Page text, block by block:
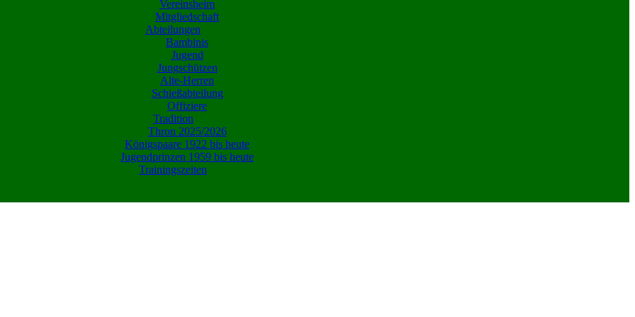
Vereinsheim
Mitgliedschaft
Abteilungen
Bambinis
Jugend
Jungschützen
Alte-Herren
Schießabteilung
Offiziere
Tradition
Thron 2025/2026
Königspaare 1922 bis heute
Jugendprinzen 1959 bis heute
Trainingszeiten